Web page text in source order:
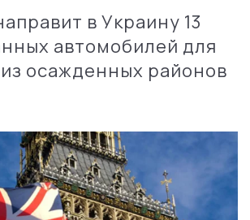
в Украину 13
автомобилей для
осажденных районов